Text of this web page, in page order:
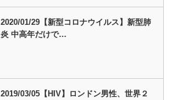
2020/01/29【新型コロナウイルス】新型肺
炎 中高年だけで…
2019/03/05【HIV】ロンドン男性、世界２